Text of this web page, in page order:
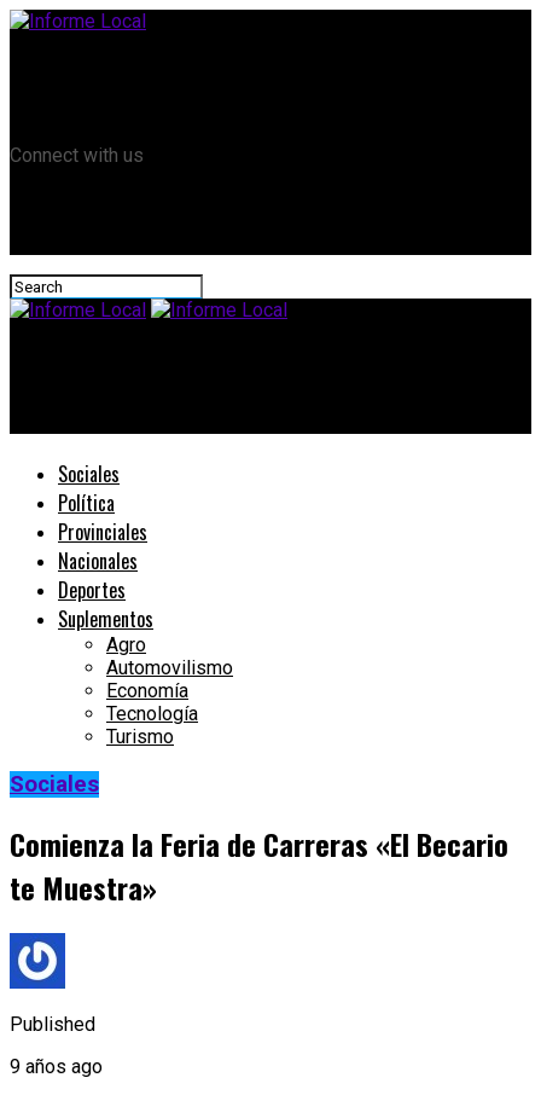
Connect with us
Sociales
Política
Provinciales
Nacionales
Deportes
Suplementos
Agro
Automovilismo
Economía
Tecnología
Turismo
Sociales
Comienza la Feria de Carreras «El Becario
te Muestra»
Published
9 años ago